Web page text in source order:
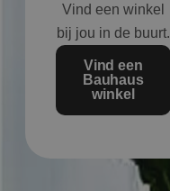
Vind een winkel
bij jou in de buurt.
Vind een
Bauhaus
winkel